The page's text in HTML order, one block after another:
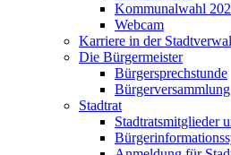
Kommunalwahl
Webcam
Karriere in der
Die Bürgermeister
Bürgersprechstunde
Bürgerversammlung
Stadtrat
Stadtratsmitglieder